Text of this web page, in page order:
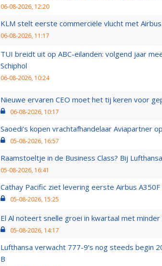
06-08-2026, 12:20
KLM stelt eerste commerciële vlucht met
06-08-2026, 11:17
TUI breidt uit op ABC-eilanden: volgend jaar
Schiphol
06-08-2026, 10:24
Nieuwe ervaren CEO moet het tij keren voor
06-08-2026, 10:17
Saoedi’s kopen vrachtafhandelaar Aviapartner
05-08-2026, 16:57
Raamstoeltje in de Business Class? Bij
05-08-2026, 16:41
Cathay Pacific ziet levering eerste Airbus
05-08-2026, 15:25
El Al noteert snelle groei in kwartaal met
05-08-2026, 14:17
Lufthansa verwacht 777-9’s nog steeds begin
B